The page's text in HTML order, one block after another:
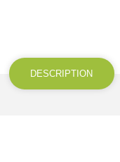
DESCRIPTION